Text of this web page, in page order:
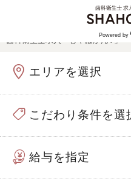
Powered by
歯科衛生士求人「しゃほかんV」 ›
エリアを選択
こだわり条件を選
給与を指定